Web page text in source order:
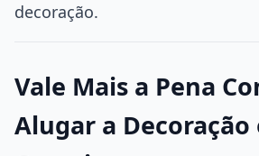
decoração.
Vale Mais a Pena
Alugar a Decoração